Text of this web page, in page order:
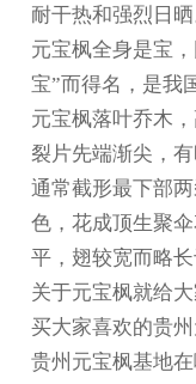
耐干热和强烈日晒
元宝枫全身是宝
宝”而得名，是我
元宝枫落叶乔木
裂片先端渐尖，
通常截形最下部
色，花成顶生聚
平，翅较宽而略长
关于元宝枫就给
买大家喜欢的贵
贵州元宝枫基地